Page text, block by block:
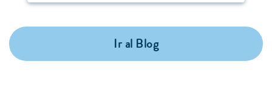
Ir al Blog